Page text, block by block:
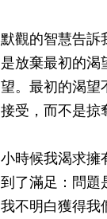
默觀的智慧告
是放棄最初的渴
望。最初的渴望
接受，而不是掠
小時候我渴求擁
到了滿足：問題
我不明白獲得我